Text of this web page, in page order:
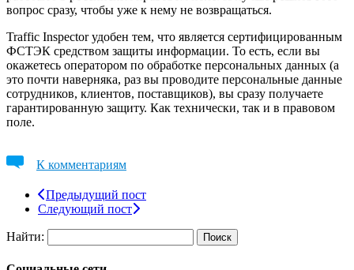
вопрос сразу, чтобы уже к нему не возвращаться.
Traffic Inspector удобен тем, что является сертифицированным
ФСТЭК средством защиты информации. То есть, если вы
окажетесь оператором по обработке персональных данных (а
это почти наверняка, раз вы проводите персональные данные
сотрудников, клиентов, поставщиков), вы сразу получаете
гарантированную защиту. Как технически, так и в правовом
поле.
К комментариям
Предыдущий пост
Следующий пост
Найти: